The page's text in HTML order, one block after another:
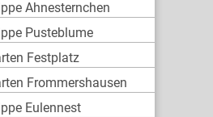
Ahnesternchen
Pusteblume
Festplatz
Frommershausen
Eulennest